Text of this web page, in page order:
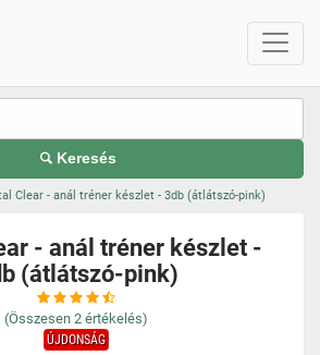
Keresés
Clear - anál tréner készlet - 3db (átlátszó-pink)
- anál tréner készlet -
(átlátszó-pink)
(Összesen 2 értékelés)
ÚJDONSÁG